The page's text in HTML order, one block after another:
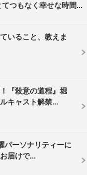
にて、ワールドプレ
は、昨年まで実施し
ティション」、アジ
の未来」、日本映画
ラッシュ」の3部門
のショウケース部
た観客賞も設けられ
トを参照。
てつもなく幸せな時間...
いること、教えま
『殺意の道程』堀
キャスト解禁...
パーソナリティーに
届けで...